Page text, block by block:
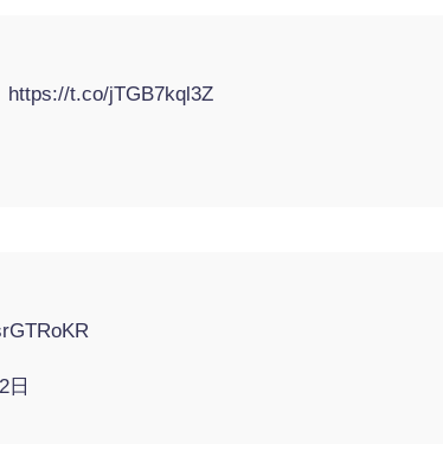
https://t.co/jTGB7kql3Z
日